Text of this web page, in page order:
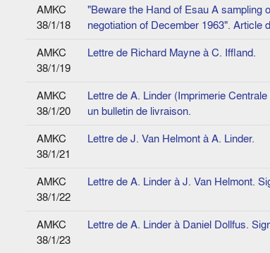
AMKC
38/1/18
"Beware the Hand of Esau A sampling
negotiation of December 1963".
AMKC
38/1/19
Lettre de Richard Mayne à C. Iffland.
AMKC
38/1/20
Lettre de A. Linder (Imprimerie
un bulletin de livraison.
AMKC
38/1/21
Lettre de J. Van Helmont à A. Linder.
AMKC
38/1/22
Lettre de A. Linder à J. Van Helmont.
AMKC
38/1/23
Lettre de A. Linder à Daniel Dollfus.